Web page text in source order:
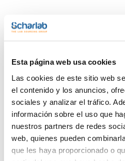
Esta página web usa cookies
Las cookies de este sitio web
el contenido y los anuncios,
sociales y analizar el tráfico.
información sobre el uso que
nuestros partners de redes
web, quienes pueden
que les haya proporcionado o
Imprimir ficha de
Características
Volumen (µl) : 25
Longitud aguja (mm) : 85
Gauge (diámetro externo mm) : 23
Modelo : 25F-RTC/RSH-GT-8,5/
Émbolo de reemplazo : 032815
Pack (u.) : 1
instruments/Fisons RSH
Ver más
Documentación técnica